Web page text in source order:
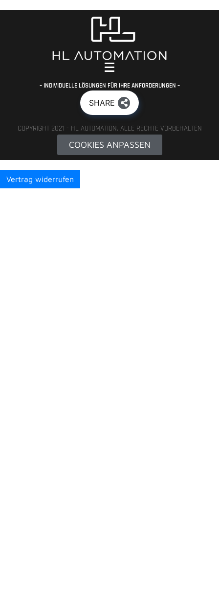
– INDIVIDUELLE LÖSUNGEN FÜR IHRE ANFORDERUNGEN –
SHARE
COPYRIGHT 2021 - HL AUTOMATION. ALLE RECHTE VORBEHALTEN
COOKIES ANPASSEN
Vertrag widerrufen